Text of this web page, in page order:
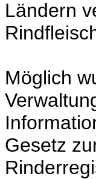
Ländern
Möglich
Gesetz